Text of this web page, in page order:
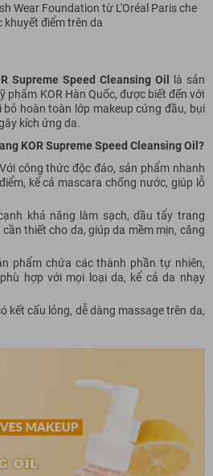
Wear Foundation từ L'Oréal Paris che
khuyết điểm trên da
Supreme Speed Cleansing Oil
là sản
phẩm KOR Hàn Quốc, được biết đến với
bỏ hoàn toàn lớp makeup cứng đầu, bụi
kích ứng da.
KOR Supreme Speed Cleansing Oil?
công thức độc đáo, sản phẩm nhanh
kể cả mascara chống nước, giúp lỗ
khả năng làm sạch, dầu tẩy trang
thiết cho da, giúp da mềm mịn, căng
phẩm chứa các thành phần tự nhiên,
hợp với mọi loại da, kể cả da nhạy
kết cấu lỏng, dễ dàng massage trên da,